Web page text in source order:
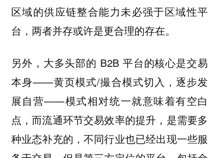
区域的供应链整合能力未必强于区域性平
台，两者并存或许是更合理的存在。
另外，大多头部的 B2B 平台的核心是交易
本身——黄页模式/撮合模式切入，逐步发
展自营——模式相对统一就意味着有空白
点，而流通环节交易效率的提升，是需要多
种业态补充的，不同行业也已经出现一些服